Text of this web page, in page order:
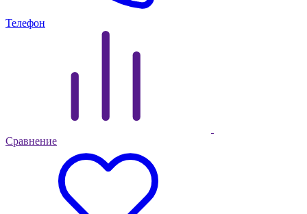
Телефон
Сравнение